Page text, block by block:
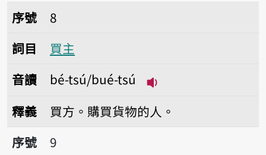
序號8買主
序號
8
詞目
買主
音讀
bé-tsú/bué-tsú
釋義
買方。購買貨物的人。
序號9美人
序號
9